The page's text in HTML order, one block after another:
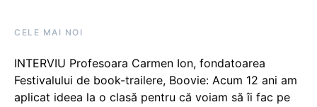
CELE MAI NOI
INTERVIU Profesoara Carmen Ion, fondatoarea
Festivalului de book-trailere, Boovie: Acum 12 ani am
aplicat ideea la o clasă pentru că voiam să îi fac pe